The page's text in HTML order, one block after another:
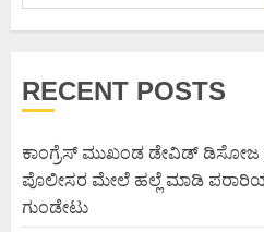
RECENT POSTS
ಕಾಂಗ್ರೆಸ್ ಮುಖಂಡ ಡೇವಿಡ್
ಪೊಲೀಸರ ಮೇಲೆ ಹಲ್ಲೆ ಮಾಡಿ
ಗುಂಡೇಟು